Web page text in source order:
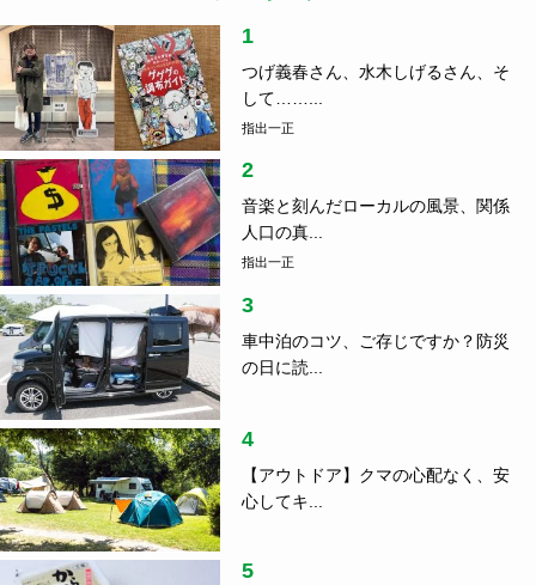
1
つげ義春さん、水木しげるさん、そ
して……...
指出一正
2
音楽と刻んだローカルの風景、関係
人口の真...
指出一正
3
車中泊のコツ、ご存じですか？防災
の日に読...
4
【アウトドア】クマの心配なく、安
心してキ...
5